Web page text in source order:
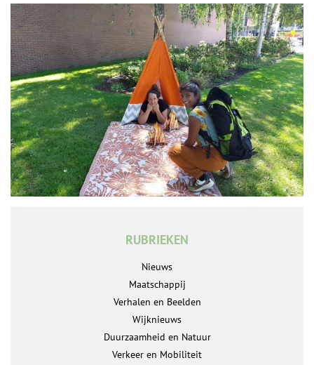
RUBRIEKEN
Nieuws
Maatschappij
Verhalen en Beelden
Wijknieuws
Duurzaamheid en Natuur
Verkeer en Mobiliteit